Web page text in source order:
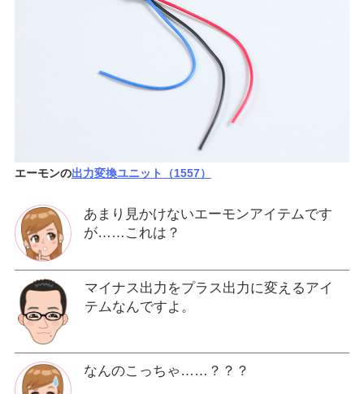
エーモンの出力変換ユニット（1557）
あまり見かけないエーモンアイテムです
が……これは？
マイナス出力をプラス出力に変えるアイ
テムなんですよ。
なんのこっちゃ……？？？